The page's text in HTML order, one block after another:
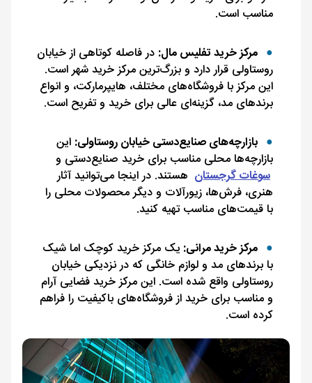
مناسب است.
مرکز خرید تفلیس مال: در فاصله کوتاهی از خیابان
روستاولی قرار دارد و بزرگ‌ترین مرکز خرید شهر است.
این مرکز با فروشگاه‌های مختلف، هایپرمارکت، و انواع
برندهای مد، گزینه‌ای عالی برای خرید و تفریح است.
بازارچه‌های صنایع‌دستی خیابان روستاولی: این
بازارچه‌ها محلی مناسب برای خرید صنایع‌دستی و
سوغات گرجستان هستند. در اینجا می‌توانید آثار
هنری، فرش‌ها، زیورآلات و دیگر محصولات محلی را
با قیمت‌های مناسب تهیه کنید.
مرکز خرید مرانی: یک مرکز خرید کوچک اما شیک
با برندهای مد و لوازم خانگی که در نزدیکی خیابان
روستاولی واقع شده است. این مرکز خرید فضایی آرام
و مناسب برای خرید از فروشگاه‌های باکیفیت را فراهم
کرده است.